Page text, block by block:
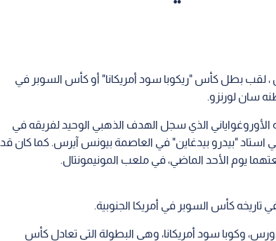
، لقب بطل كأس "ريكوبا سود أمريكانا" أو كأس السوبر في
سان لورنزو.
الذي سجل الهدف الذهبي الوحيد لفريقه في
بينهما في استاد "بيدرو بيدغاين" في العاصمة بيونس آيرس. كما كان قد
يوم الأحد الماضي، في ملعب المونيمونتال.
كأس السوبر في أمريكا الجنوبية.
وكوبا سود أمريكانا، وهي البطولة التي تعادل كأس